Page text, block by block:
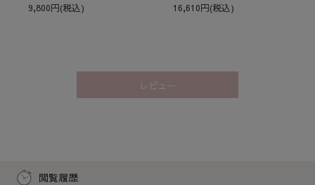
9,800円(税込) 16,610円(税込)
レビュー
閲覧履歴